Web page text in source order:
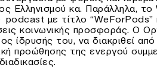
Ελληνισμού κα. Παράλληλα, το
με τίτλο “WeForPods”
κοινωνικής προσφοράς. Ο
ίδρυσής του, να διακριθεί
προώθησης της ενεργού